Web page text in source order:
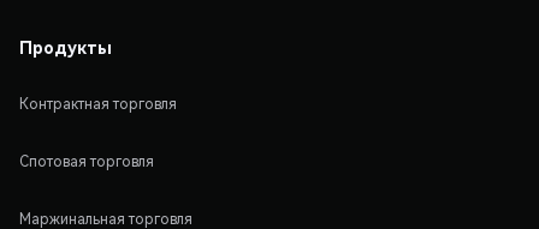
Продукты
Контрактная торговля
Спотовая торговля
Маржинальная торговля